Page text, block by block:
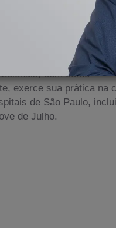
País e Exterior
ele se mantém
bem como
exerce sua prática na
de São Paulo,
de Julho.